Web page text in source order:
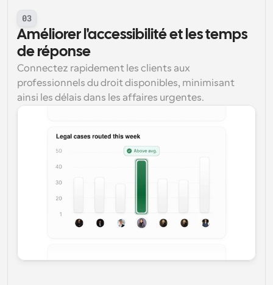
03
Améliorer l'accessibilité et les temps
de réponse
Connectez rapidement les clients aux
professionnels du droit disponibles, minimisant
ainsi les délais dans les affaires urgentes.